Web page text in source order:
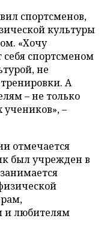
спортсменов,
культуры
«Хочу
себя спортсменом
не
А
– не только
–
отмечается
был учрежден в
и любителям